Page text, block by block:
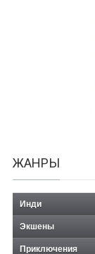
ЖАНРЫ
Инди
Экшены
Приключения